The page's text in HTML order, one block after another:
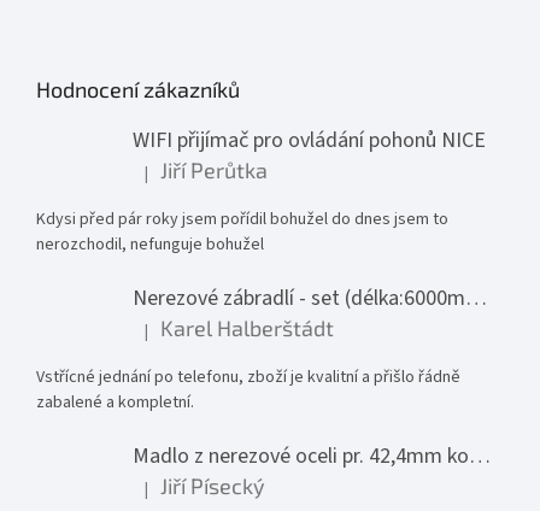
Hodnocení zákazníků
WIFI přijímač pro ovládání pohonů NICE
Hodnocení produktu je 1 z 5 hvězdiček.
| Jiří Perůtka
Kdysi před pár roky jsem pořídil bohužel do dnes jsem to
nerozchodil, nefunguje bohužel
Nerezové zábradlí - set (délka:6000mm x výška:1000mm)
Hodnocení produktu je 5 z 5 hvězdiček.
| Karel Halberštádt
Vstřícné jednání po telefonu, zboží je kvalitní a přišlo řádně
zabalené a kompletní.
Madlo z nerezové oceli pr. 42,4mm komplet - model 0116 - 3000mm
Hodnocení produktu je 5 z 5 hvězdiček.
| Jiří Písecký